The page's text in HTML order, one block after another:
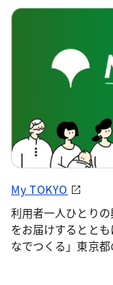
My TOKYO
利用者一人ひとり
をお届けするとと
なでつくる」東京都